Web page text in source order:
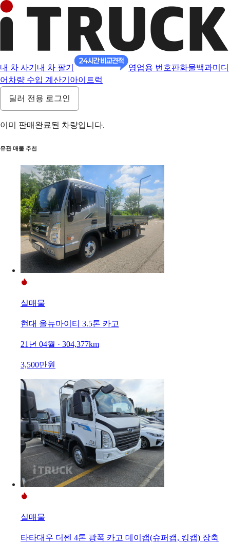
내 차 사기 내 차 팔기 영업용 번호판화물백과미디
어 차량 수입 계산기 아이트럭
딜러 전용 로그인
이미 판매완료된 차량입니다.
유관 매물 추천
실매물
현대 올뉴마이티 3.5톤 카고
21년 04월 · 304,377km
3,500만원
실매물
타타대우 더쎈 4톤 광폭 카고 데이캡(슈퍼캡, 킹캡) 장축